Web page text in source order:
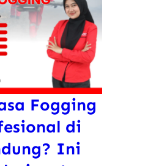
Fogging
di
Ini